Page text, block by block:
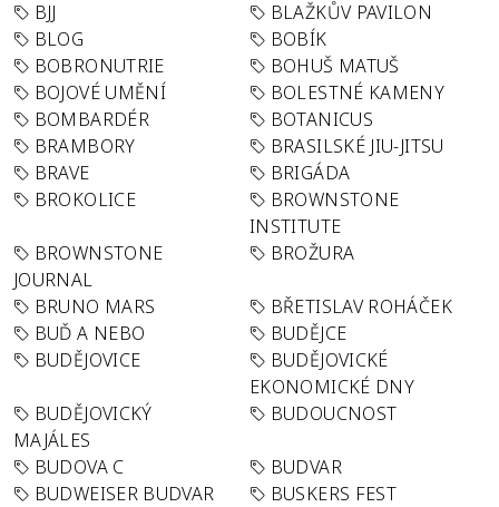
BJJ
BLAŽKŮV PAVILON
BLOG
BOBÍK
BOBRONUTRIE
BOHUŠ MATUŠ
BOJOVÉ UMĚNÍ
BOLESTNÉ KAMENY
BOMBARDÉR
BOTANICUS
BRAMBORY
BRASILSKÉ JIU-JITSU
BRAVE
BRIGÁDA
BROKOLICE
BROWNSTONE
INSTITUTE
BROWNSTONE
JOURNAL
BROŽURA
BRUNO MARS
BŘETISLAV ROHÁČEK
BUĎ A NEBO
BUDĚJCE
BUDĚJOVICE
BUDĚJOVICKÉ
EKONOMICKÉ DNY
BUDĚJOVICKÝ
MAJÁLES
BUDOUCNOST
BUDOVA C
BUDVAR
BUDWEISER BUDVAR
BUSKERS FEST